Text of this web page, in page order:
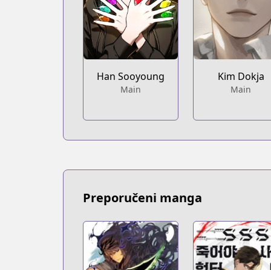
Han Sooyoung
Main
Kim Dokja
Main
Preporučeni manga